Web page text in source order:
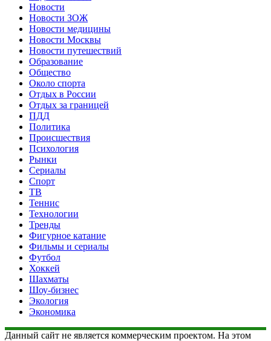
Новости
Новости ЗОЖ
Новости медицины
Новости Москвы
Новости путешествий
Образование
Общество
Около спорта
Отдых в России
Отдых за границей
ПДД
Политика
Происшествия
Психология
Рынки
Сериалы
Спорт
ТВ
Теннис
Технологии
Тренды
Фигурное катание
Фильмы и сериалы
Футбол
Хоккей
Шахматы
Шоу-бизнес
Экология
Экономика
Данный сайт не является коммерческим проектом. На этом